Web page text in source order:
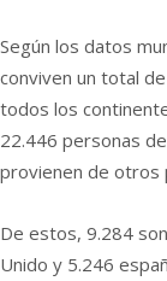
Según los datos
conviven un total
todos los
22.446 personas
provienen de otros
De estos, 9.284
Unido y 5.246